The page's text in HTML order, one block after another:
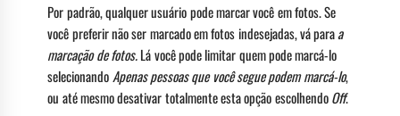
Por padrão, qualquer usuário pode marcar você em fotos. Se
você preferir não ser marcado em fotos indesejadas, vá paraa
marcação de fotos.Lá você pode limitar quem pode marcá-lo
selecionando Apenas pessoas que você segue podem marcá-lo,
ou até mesmo desativar totalmente esta opção escolhendoOff.